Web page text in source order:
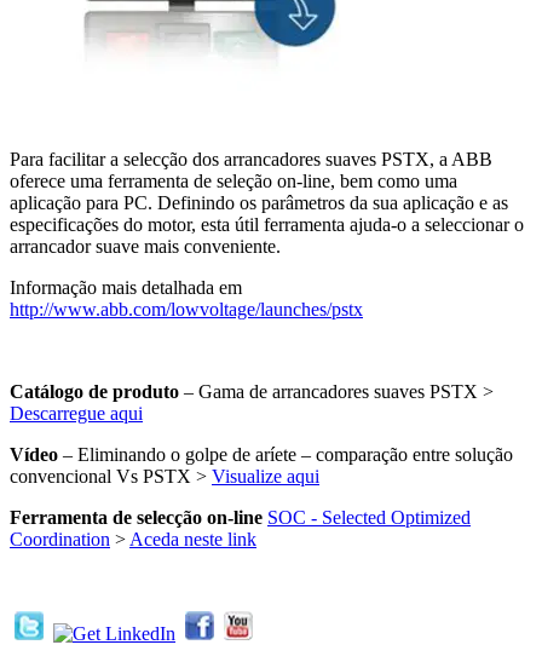
Para facilitar a selecção dos arrancadores suaves PSTX, a ABB
oferece uma ferramenta de seleção on-line, bem como uma
aplicação para PC. Definindo os parâmetros da sua aplicação e as
especificações do motor, esta útil ferramenta ajuda-o a seleccionar o
arrancador suave mais conveniente.
Informação mais detalhada em
http://www.abb.com/lowvoltage/launches/pstx
Catálogo de produto – Gama de arrancadores suaves PSTX >
Descarregue aqui
Vídeo – Eliminando o golpe de aríete – comparação entre solução
convencional Vs PSTX > Visualize aqui
Ferramenta de selecção on-line SOC - Selected Optimized
Coordination >Aceda neste link